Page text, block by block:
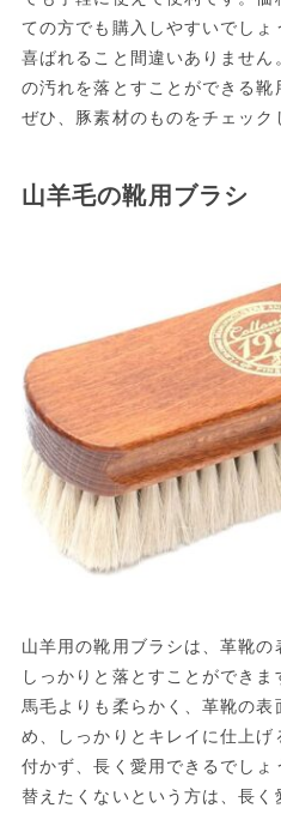
ての方でも購入しやすいでしょ
喜ばれること間違いありませ
の汚れを落とすことができる靴
ぜひ、豚素材のものをチェック
山羊毛の靴用ブラシ
山羊用の靴用ブラシは、革靴
しっかりと落とすことができま
馬毛よりも柔らかく、革靴の
め、しっかりとキレイに仕上
付かず、長く愛用できるでし
替えたくないという方は、長